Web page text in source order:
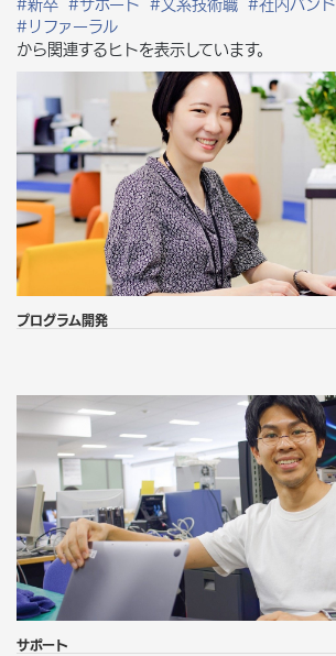
#新卒
#サポート #文系技術職 #社内バンド
#リファーラル
から関連するヒトを表示しています。
プログラム開発
サポート